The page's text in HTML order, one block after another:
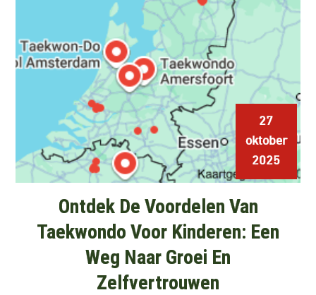
27
oktober
2025
Ontdek De Voordelen Van
Taekwondo Voor Kinderen: Een
Weg Naar Groei En
Zelfvertrouwen